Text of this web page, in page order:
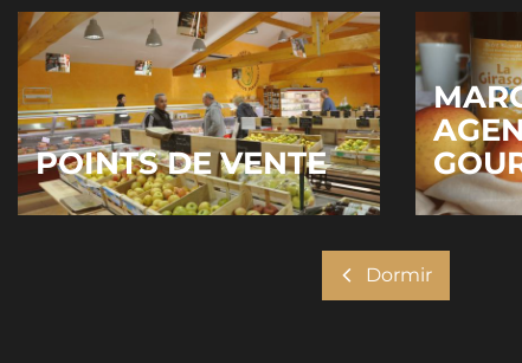
POINTS DE VENTE
Dormir